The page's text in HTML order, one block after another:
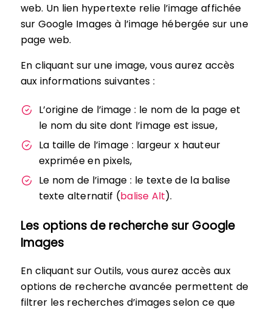
web. Un lien hypertexte relie l’image affichée
sur Google Images à l’image hébergée sur une
page web.
En cliquant sur une image, vous aurez accès
aux informations suivantes :
L’origine de l’image : le nom de la page et
le nom du site dont l’image est issue,
La taille de l’image : largeur x hauteur
exprimée en pixels,
Le nom de l’image : le texte de la balise
texte alternatif (balise Alt).
Les options de recherche sur Google
Images
En cliquant sur Outils, vous aurez accès aux
options de recherche avancée permettent de
filtrer les recherches d’images selon ce que